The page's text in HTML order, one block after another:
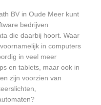
BV in Oude Meer kunt
bedrijven
die daarbij hoort. Waar
in computers
in veel meer
en tablets, maar ook in
zijn voorzien van